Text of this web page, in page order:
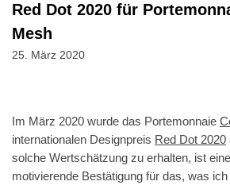
n
Red Dot 2020 für
Mesh
25. März 2020
Im März 2020 wurde das Portemonnaie
internationalen Designpreis Red Dot 2020
solche Wertschätzung zu erhalten, ist
motivierende Bestätigung für das, was